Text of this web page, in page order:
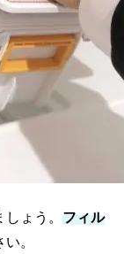
ょう。 フィル
。